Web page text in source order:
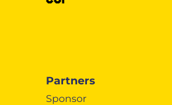
Partners
Sponsor